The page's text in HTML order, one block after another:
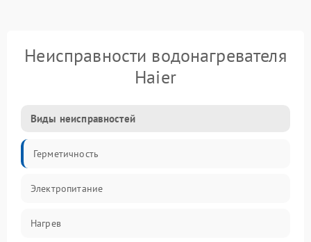
Неисправности водонагревателя
Haier
Виды неисправностей
Герметичность
Электропитание
Нагрев